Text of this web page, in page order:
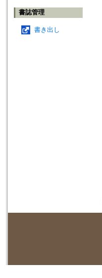
書誌管理
書き出し